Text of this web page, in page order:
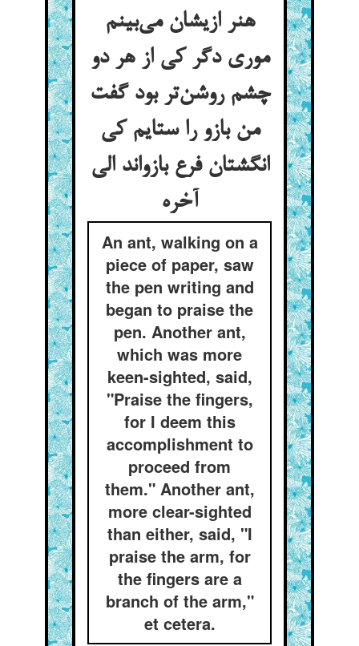
هنر ازیشان می‌بینم
موری دگر کی از هر دو
چشم روشن‌تر بود گفت
من بازو را ستایم کی
انگشتان فرع بازواند الی
آخره
An ant, walking on a
piece of paper, saw
the pen writing and
began to praise the
pen. Another ant,
which was more
keen-sighted, said,
"Praise the fingers,
for I deem this
accomplishment to
proceed from
them." Another ant,
more clear-sighted
than either, said, "I
praise the arm, for
the fingers are a
branch of the arm,"
et cetera.